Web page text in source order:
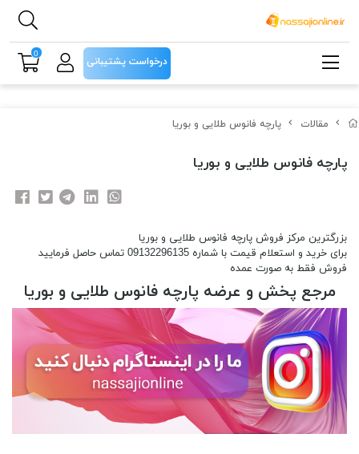
مقالات پارچه فانوس طلایی و بوریا
پارچه فانوس طلایی و بوریا
بزرگترین مرکز فروش پارچه فانوس طلایی و بوریا
برای خرید و استعلام قیمت با شماره 09132296135 تماس حاصل فرمایید
فروش فقط به صورت عمده
مرجع پخش و عرضه پارچه فانوس طلایی و بوریا
درخواست پشتیبانی
0